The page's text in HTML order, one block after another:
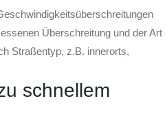
Überschreitung und der Art
Straßentyp, z.B. innerorts,
schnellem